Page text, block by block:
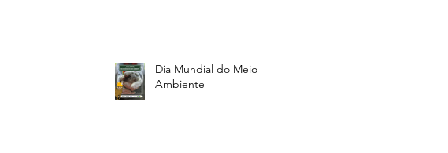
Dia Mundial do Meio
Ambiente